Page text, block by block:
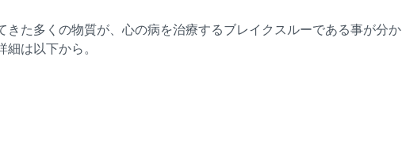
きた多くの物質が、心の病を治療するブレイクスルーである事が分か
は以下から。